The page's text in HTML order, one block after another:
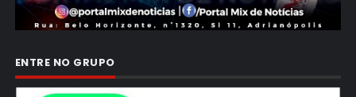
ENTRE NO GRUPO